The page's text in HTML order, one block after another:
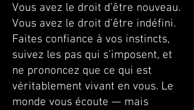
Vous avez le droit d’être nouveau.
Vous avez le droit d’être indéfini.
Faites confiance à vos instincts,
suivez les pas qui s’imposent, et
ne prononcez que ce qui est
véritablement vivant en vous. Le
monde vous écoute — mais